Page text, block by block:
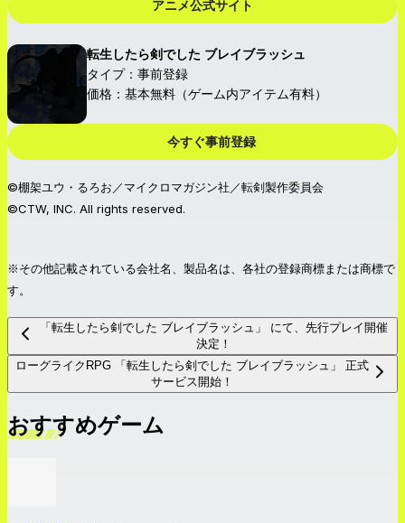
アニメ公式サイト
転生したら剣でした ブレイブラッシュ
タイプ：事前登録
価格：基本無料（ゲーム内アイテム有料）
今すぐ事前登録
©棚架ユウ・るろお／マイクロマガジン社／転剣製作委員会
©CTW, INC. All rights reserved.
※その他記載されている会社名、製品名は、各社の登録商標または商標で
す。
「転生したら剣でした ブレイブラッシュ」 にて、先行プレイ開催
決定！
ローグライクRPG 「転生したら剣でした ブレイブラッシュ」 正式
サービス開始！
おすすめゲーム